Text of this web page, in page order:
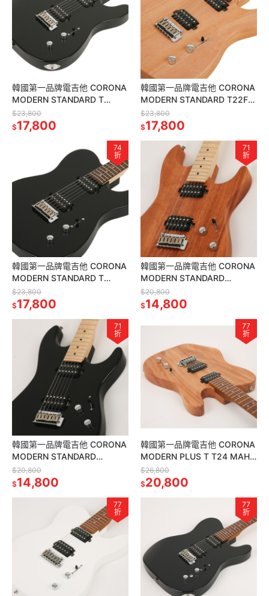
韓國第一品牌電吉他 CORONA
MODERN STANDARD T
$23,800
$17,800
韓國第一品牌電吉他 CORONA
MODERN STANDARD T22F/L
MAH 玫瑰木指板 桃花心木琴
身
$23,800
$17,800
74
折
韓國第一品牌電吉他 CORONA
MODERN STANDARD T
T22F/L BLK TELE 雙雙 黑色
$23,800
$17,800
71
折
韓國第一品牌電吉他 CORONA
MODERN STANDARD
M22F/M MAH 雙雙 楓木指板
桃花心木琴身
$20,800
$14,800
71
折
韓國第一品牌電吉他 CORONA
MODERN STANDARD
M22F/M BLK 雙雙22格 楓木
指板 黑色
$20,800
$14,800
77
折
韓國第一品牌電吉他 CORONA
MODERN PLUS T T24 MAH
TELE24 格烤楓木指板 桃花心
木琴身
$26,800
$20,800
77
折
77
折